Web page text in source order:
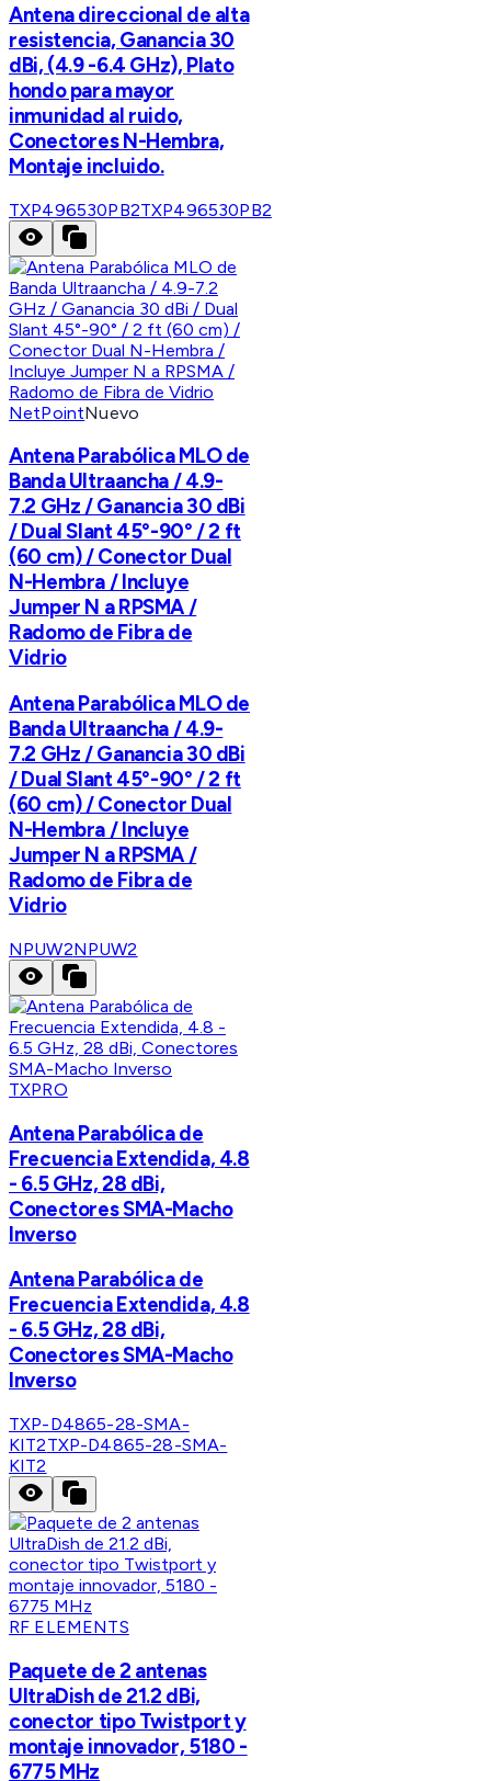
Antena direccional de alta
resistencia, Ganancia 30
dBi, (4.9 -6.4 GHz), Plato
hondo para mayor
inmunidad al ruido,
Conectores N-Hembra,
Montaje incluido.
TXP496530PB2TXP496530PB2
NetPointNuevo
Antena Parabólica MLO de
Banda Ultraancha / 4.9-
7.2 GHz / Ganancia 30 dBi
/ Dual Slant 45°-90° / 2 ft
(60 cm) / Conector Dual
N-Hembra / Incluye
Jumper N a RPSMA /
Radomo de Fibra de
Vidrio
Antena Parabólica MLO de
Banda Ultraancha / 4.9-
7.2 GHz / Ganancia 30 dBi
/ Dual Slant 45°-90° / 2 ft
(60 cm) / Conector Dual
N-Hembra / Incluye
Jumper N a RPSMA /
Radomo de Fibra de
Vidrio
NPUW2NPUW2
TXPRO
Antena Parabólica de
Frecuencia Extendida, 4.8
- 6.5 GHz, 28 dBi,
Conectores SMA-Macho
Inverso
Antena Parabólica de
Frecuencia Extendida, 4.8
- 6.5 GHz, 28 dBi,
Conectores SMA-Macho
Inverso
TXP-D4865-28-SMA-
KIT2TXP-D4865-28-SMA-
KIT2
RF ELEMENTS
Paquete de 2 antenas
UltraDish de 21.2 dBi,
conector tipo Twistport y
montaje innovador, 5180 -
6775 MHz